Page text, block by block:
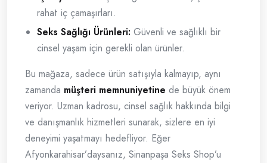
rahat iç çamaşırları.
Seks Sağlığı Ürünleri: Güvenli ve sağlıklı bir
cinsel yaşam için gerekli olan ürünler.
Bu mağaza, sadece ürün satışıyla kalmayıp, aynı
zamanda müşteri memnuniyetine de büyük önem
veriyor. Uzman kadrosu, cinsel sağlık hakkında bilgi
ve danışmanlık hizmetleri sunarak, sizlere en iyi
deneyimi yaşatmayı hedefliyor. Eğer
Afyonkarahisar’daysanız, Sinanpaşa Seks Shop’u